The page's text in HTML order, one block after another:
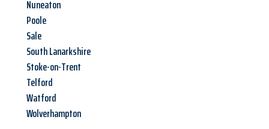
Nuneaton
Poole
Sale
South Lanarkshire
Stoke-on-Trent
Telford
Watford
Wolverhampton